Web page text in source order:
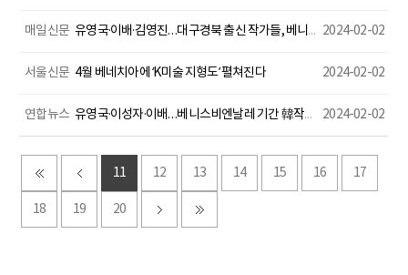
매일신문 유영국·이배·김영진…대구경북 출신 작가들, 베니스비엔날레 빛낸다 2024-02-02
서울신문 4월 베네치아에 ‘K미술 지형도’ 펼쳐진다 2024-02-02
연합뉴스 유영국·이성자·이배…베니스비엔날레 기간 韓작가 개인전 풍성 2024-02-02
11 12 13 14 15 16 17
18 19 20